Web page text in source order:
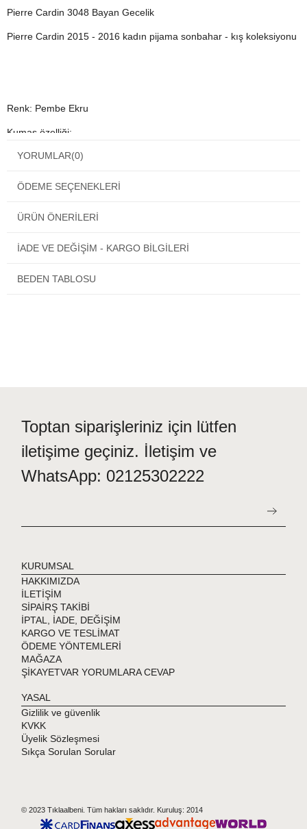
Pierre Cardin 3048 Bayan Gecelik
Pierre Cardin 2015 - 2016 kadın pijama sonbahar - kış koleksiyonu
Renk: Pembe Ekru
Kumaş özelliği:
Üst: %100 Pamuk
Alt kumaş özellik:%60 Pamuk %35 Polyester
Orjinal Pierre Cardin paketinde ve etiketi üzerinde gönderilmektedir.
Standart beden ölçüsü yan taraftadır.
YORUMLAR(0)
ÖDEME SEÇENEKLERI
ÜRÜN ÖNERILERI
İADE VE DEĞİŞİM - KARGO BİLGİLERİ
BEDEN TABLOSU
Toptan siparişleriniz için lütfen
iletişime geçiniz. İletişim ve
WhatsApp: 02125302222
KURUMSAL
HAKKIMIZDA
İLETİŞİM
SİPAİRŞ TAKİBİ
İPTAL, İADE, DEĞİŞİM
KARGO VE TESLİMAT
ÖDEME YÖNTEMLERİ
MAĞAZA
ŞİKAYETVAR YORUMLARA CEVAP
YASAL
Gizlilik ve güvenlik
KVKK
Üyelik Sözleşmesi
Sıkça Sorulan Sorular
© 2023 Tıklaalbeni. Tüm hakları saklıdır. Kuruluş: 2014